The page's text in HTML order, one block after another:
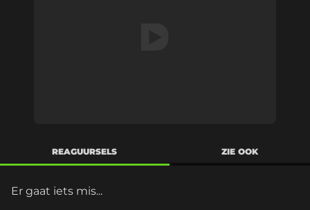
REAGUURSELS ZIE OOK
Er gaat iets mis...